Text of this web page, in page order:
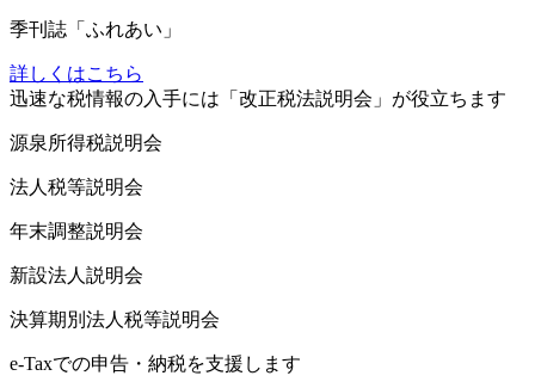
季刊誌「ふれあい」
詳しくはこちら
迅速な税情報の入手には「改正税法説明会」が役立ちます
源泉所得税説明会
法人税等説明会
年末調整説明会
新設法人説明会
決算期別法人税等説明会
e-Taxでの申告・納税を支援します